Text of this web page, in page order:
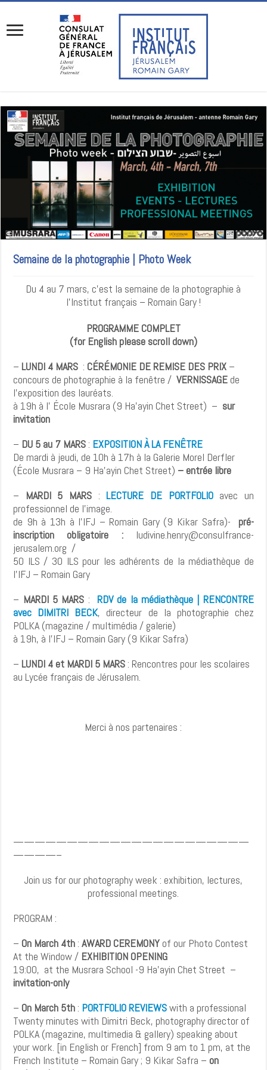
Semaine de la photographie | Photo Week
Du 4 au 7 mars, c’est la semaine de la photographie à
l’Institut français – Romain Gary !
PROGRAMME COMPLET
(for English please scroll down)
– LUNDI 4 MARS : CÉRÉMONIE DE REMISE DES PRIX –
concours de photographie à la fenêtre /VERNISSAGE de
l’exposition des lauréats.
à 19h à l’ École Musrara (9 Ha’ayin Chet Street) – sur
invitation
– DU 5 au 7 MARS : EXPOSITION À LA FENÊTRE
De mardi à jeudi, de 10h à 17h à la Galerie Morel Derfler
(École Musrara – 9 Ha’ayin Chet Street) – entrée libre
– MARDI 5 MARS :LECTURE DE PORTFOLIOavec un
professionnel de l’image.
de 9h à 13h à l’IFJ – Romain Gary (9 Kikar Safra)-
pré-
inscription obligatoire : ludivine.henry@consulfrance-
jerusalem.org /
50 ILS / 30 ILS pour les adhérents de la médiathèque de
l’IFJ – Romain Gary
– MARDI 5 MARS :RDV de la médiathèque | RENCONTRE
avec DIMITRI BECK, directeur de la photographie chez
POLKA (magazine / multimédia / galerie)
à 19h, à l’IFJ – Romain Gary (9 Kikar Safra)
– LUNDI 4 et MARDI 5 MARS : Rencontres pour les scolaires
au Lycée français de Jérusalem.
Merci à nos partenaires :
——————————————————————
————–
Join us for our photography week : exhibition, lectures,
professional meetings.
PROGRAM :
– On March 4th : AWARD CEREMONY of our Photo Contest
At the Window / EXHIBITION OPENING
19:00, at the Musrara School -9 Ha’ayin Chet Street –
invitation-only
– On March 5th : PORTFOLIO REVIEWSwith a professional
Twenty minutes with Dimitri Beck, photography director of
POLKA (magazine, multimedia & gallery) speaking about
your work. [in English or French] from 9 am to 1 pm, at the
French Institute – Romain Gary ; 9 Kikar Safra – on